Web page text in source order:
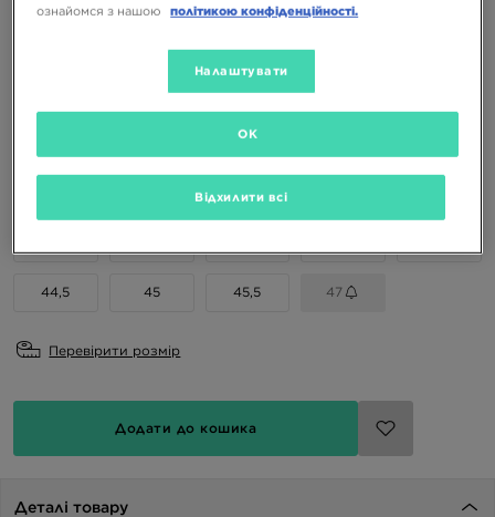
3999 ГРН -38% (Початкова ціна)
EU US
44,5 45 45,5 47
Перевірити розмір
Додати до кошика
Деталі товару
ознайомся з нашою
політикою конфіденційності.
Налаштувати
Відхилити всі
OK